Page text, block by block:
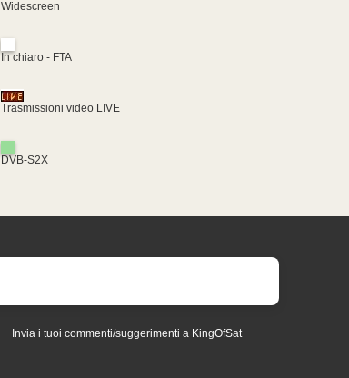
Widescreen
In chiaro - FTA
Trasmissioni video LIVE
DVB-S2X
Invia i tuoi commenti/suggerimenti a KingOfSat